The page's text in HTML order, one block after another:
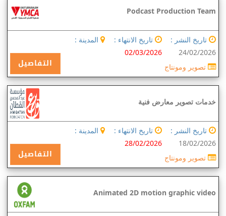
Podcast Production Team
تاريخ النشر :
24/02/2026
تاريخ الانتهاء :
02/03/2026
المدينة :
التفاصيل تصوير ومونتاج
خدمات تصوير معارض فنية
تاريخ النشر :
18/02/2026
تاريخ الانتهاء :
28/02/2026
المدينة :
التفاصيل تصوير ومونتاج
Animated 2D motion graphic video